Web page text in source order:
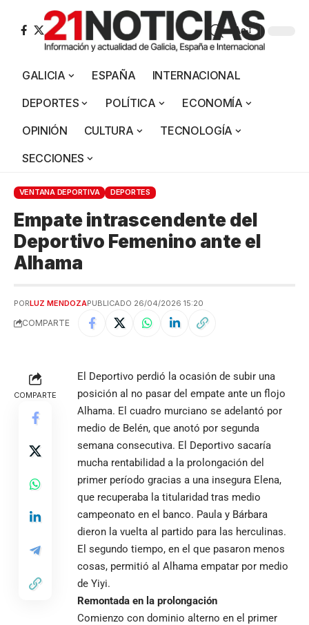
Aa
GALICIA ESPAÑA
INTERNACIONAL
DEPORTES
POLÍTICA
ECONOMÍA
OPINIÓN
CULTURA
TECNOLOGÍA
SECCIONES
VENTANA DEPORTIVA DEPORTES
Empate intrascendente del
Deportivo Femenino ante el
Alhama
PORLUZ MENDOZAPUBLICADO 26/04/2026 15:20
COMPARTE
COMPARTE
El Deportivo perdió la ocasión de subir una
posición al no pasar del empate ante un flojo
Alhama. El cuadro murciano se adelantó por
medio de Belén, que anotó por segunda
semana consecutiva. El Deportivo sacaría
mucha rentabilidad a la prolongación del
primer período gracias a una insegura Elena,
que recuperaba la titularidad tras medio
campeonato en el banco. Paula y Bárbara
dieron la vuelta al partido para las herculinas.
El segundo tiempo, en el que pasaron menos
cosas, permitió al Alhama empatar por medio
de Yiyi.
Remontada en la prolongación
Comienzo con dominio alterno en el primer